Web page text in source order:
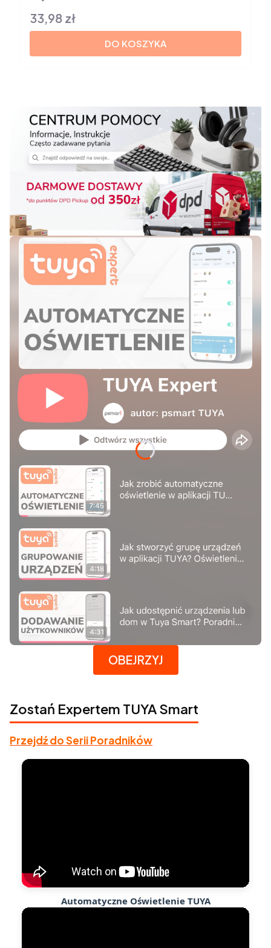
Cena
33,98 zł
DO KOSZYKA
Naciśnij Enter lub spację, aby otworzyć stronę.
OBEJRZYJ
Zostań Expertem TUYA Smart
Przejdź do Serii Poradników
Automatyczne Oświetlenie TUYA